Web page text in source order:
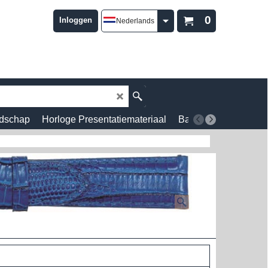
0
Nederlands
Inloggen
Horloge Presentatiemateriaal Batterijen